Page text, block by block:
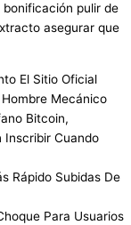
pulir de
asegurar que
El Sitio Oficial
Mecánico
Bitcoin,
Inscribir Cuando
Rápido Subidas De
Para Usuarios